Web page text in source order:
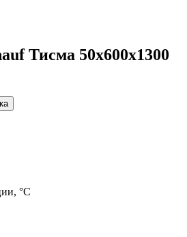
Тисма 50х600х1300
°С